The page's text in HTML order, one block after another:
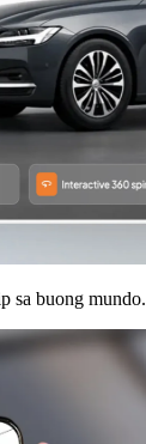
sa buong mundo.